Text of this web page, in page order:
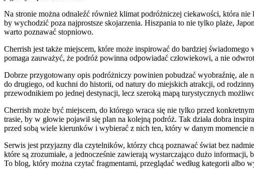
Na stronie można odnaleźć również klimat podróżniczej ciekawości, która nie
by wychodzić poza najprostsze skojarzenia. Hiszpania to nie tylko plaże,
warto poznawać stopniowo.
Cherrish jest także miejscem, które może inspirować do bardziej
pomaga zauważyć, że podróż powinna odpowiadać człowiekowi, a nie
Dobrze przygotowany opis podróżniczy powinien pobudzać wyobraźnię, ale
do drugiego, od kuchni do historii, od natury do miejskich atrakcji, od
przewodnikiem po jednej destynacji, lecz szeroką mapą turystycznych
Cherrish może być miejscem, do którego wraca się nie tylko przed
trasie, by w głowie pojawił się plan na kolejną podróż. Tak działa dobra
przed sobą wiele kierunków i wybierać z nich ten, który w danym momencie
Serwis jest przyjazny dla czytelników, którzy chcą poznawać świat bez
które są zrozumiałe, a jednocześnie zawierają wystarczająco dużo
To blog, który można czytać fragmentami, przeglądać według kategorii albo